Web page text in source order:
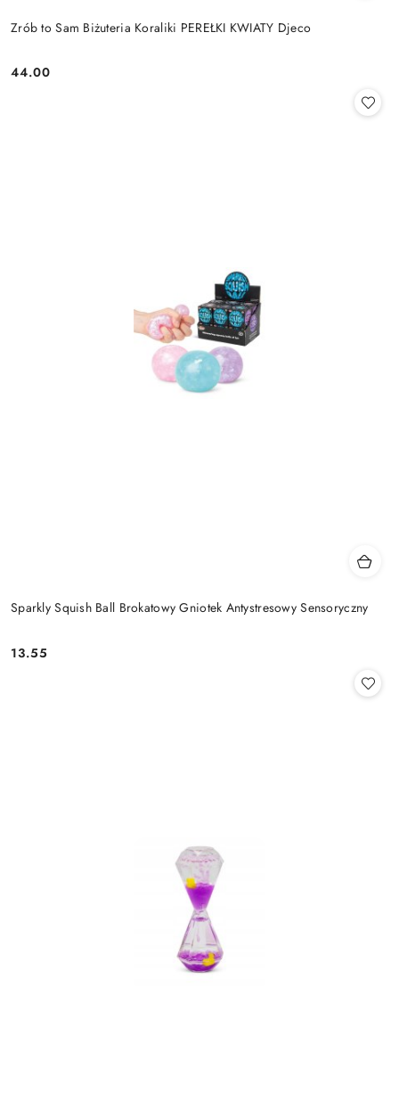
Zrób to Sam Biżuteria Koraliki PEREŁKI KWIATY Djeco
Cena:
44.00
Sparkly Squish Ball Brokatowy Gniotek Antystresowy Sensoryczny
Cena:
13.55